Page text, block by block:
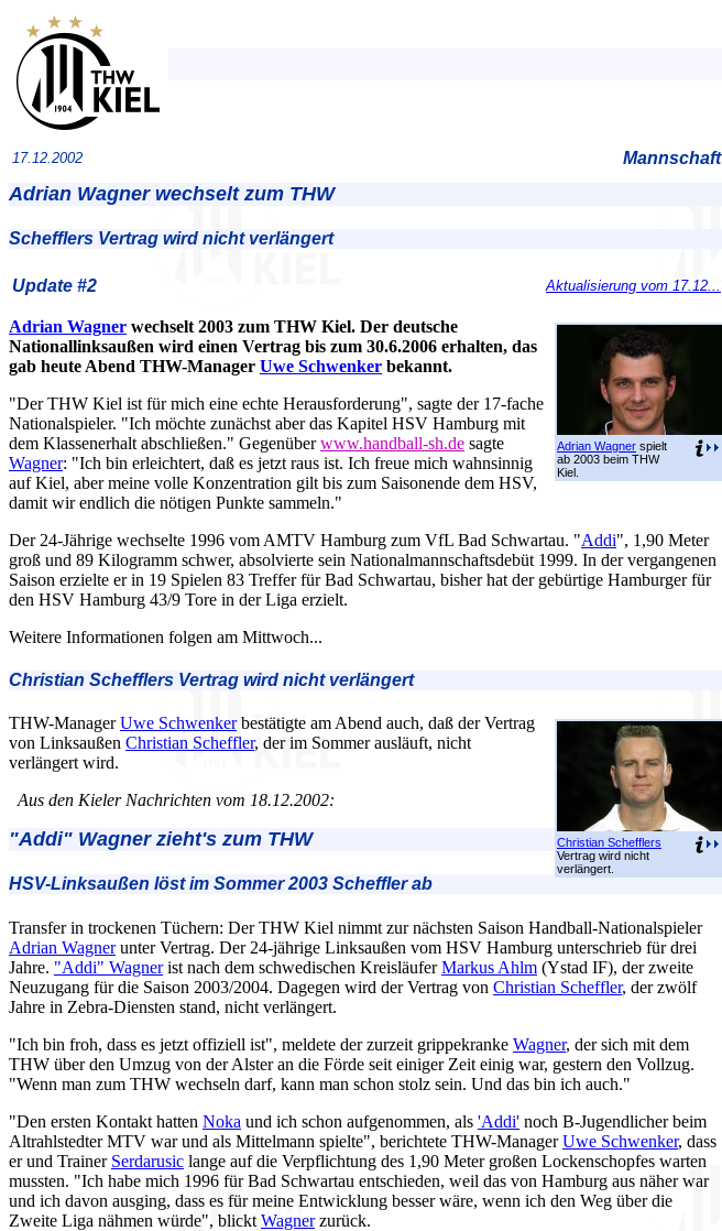
17.12.2002 Mannschaft
Adrian Wagner wechselt zum THW
Schefflers Vertrag wird nicht verlängert
Update #2 Aktualisierung vom 17.12...
Adrian Wagner spielt
ab 2003 beim THW
Kiel.
Adrian Wagner wechselt 2003 zum THW Kiel. Der deutsche
Nationallinksaußen wird einen Vertrag bis zum 30.6.2006 erhalten, das
gab heute Abend THW-Manager Uwe Schwenker bekannt.
"Der THW Kiel ist für mich eine echte Herausforderung", sagte der 17-fache
Nationalspieler. "Ich möchte zunächst aber das Kapitel HSV Hamburg mit
dem Klassenerhalt abschließen." Gegenüberwww.handball-sh.de sagte
Wagner: "Ich bin erleichtert, daß es jetzt raus ist. Ich freue mich wahnsinnig
auf Kiel, aber meine volle Konzentration gilt bis zum Saisonende dem HSV,
damit wir endlich die nötigen Punkte sammeln."
Der 24-Jährige wechselte 1996 vom AMTV Hamburg zum VfL Bad Schwartau. "Addi", 1,90 Meter
groß und 89 Kilogramm schwer, absolvierte sein Nationalmannschaftsdebüt 1999. In der vergangenen
Saison erzielte er in 19 Spielen 83 Treffer für Bad Schwartau, bisher hat der gebürtige Hamburger für
den HSV Hamburg 43/9 Tore in der Liga erzielt.
Weitere Informationen folgen am Mittwoch...
Christian Schefflers Vertrag wird nicht verlängert
Christian Schefflers
Vertrag wird nicht
verlängert.
THW-ManagerUwe Schwenkerbestätigte am Abend auch, daß der Vertrag
von Linksaußen Christian Scheffler, der im Sommer ausläuft, nicht
verlängert wird.
Aus den Kieler Nachrichten vom 18.12.2002:
"Addi" Wagner zieht's zum THW
HSV-Linksaußen löst im Sommer 2003 Scheffler ab
Transfer in trockenen Tüchern: Der THW Kiel nimmt zur nächsten Saison Handball-Nationalspieler
Adrian Wagnerunter Vertrag. Der 24-jährige Linksaußen vom HSV Hamburg unterschrieb für drei
Jahre. "Addi" Wagnerist nach dem schwedischen KreisläuferMarkus Ahlm (Ystad IF), der zweite
Neuzugang für die Saison 2003/2004. Dagegen wird der Vertrag von Christian Scheffler, der zwölf
Jahre in Zebra-Diensten stand, nicht verlängert.
"Ich bin froh, dass es jetzt offiziell ist", meldete der zurzeit grippekranke Wagner, der sich mit dem
THW über den Umzug von der Alster an die Förde seit einiger Zeit einig war, gestern den Vollzug.
"Wenn man zum THW wechseln darf, kann man schon stolz sein. Und das bin ich auch."
"Den ersten Kontakt hatten Noka und ich schon aufgenommen, als 'Addi' noch B-Jugendlicher beim
Altrahlstedter MTV war und als Mittelmann spielte", berichtete THW-ManagerUwe Schwenker, dass
er und Trainer Serdarusic lange auf die Verpflichtung des 1,90 Meter großen Lockenschopfes warten
mussten. "Ich habe mich 1996 für Bad Schwartau entschieden, weil das von Hamburg aus näher war
und ich davon ausging, dass es für meine Entwicklung besser wäre, wenn ich den Weg über die
Zweite Liga nähmen würde", blickt Wagnerzurück.